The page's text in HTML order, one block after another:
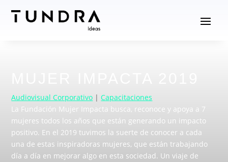
Audiovisual Corporativo |Capacitaciones
La Fundación Mujer Impacta busca, reconoce y apoya a 7
mujeres todos los años que están generando un impacto
positivo. En el 2019 tuvimos la suerte de conocer a cada
una de estas inspiradoras mujeres, que están trabajando
día a día en mejorar algo en esta sociedad. Un viaje de